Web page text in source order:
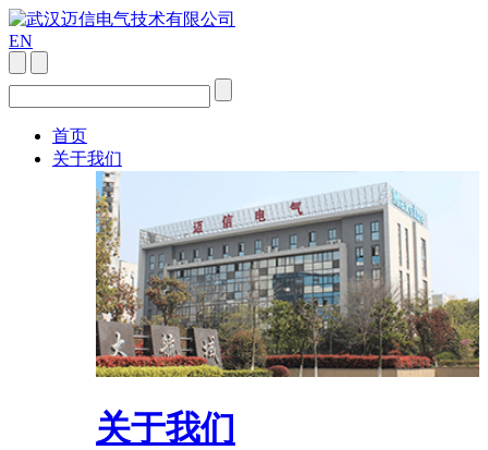
EN
首页
关于我们
关于我们